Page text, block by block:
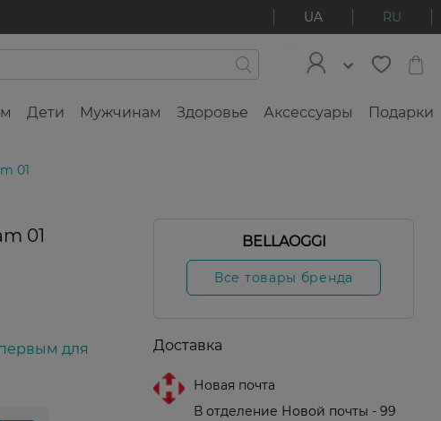
UA RU
Дети Мужчинам Здоровье Аксессуары Подарки
01
01
для
BELLAOGGI
Все товары бренда
Доставка
Новая почта
В отделение Новой почты - 99